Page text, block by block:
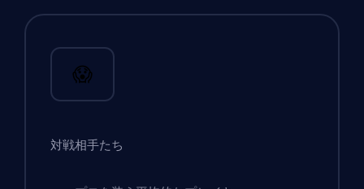
😱
対戦相手たち